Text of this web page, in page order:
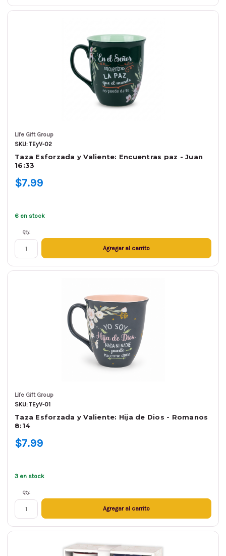
Life Gift Group
SKU: TEyV-02
Taza Esforzada y Valiente: Encuentras paz - Juan
16:33
$7.99
6 en stock
Qty.
Agregar al carrito
Life Gift Group
SKU: TEyV-01
Taza Esforzada y Valiente: Hija de Dios - Romanos
8:14
$7.99
3 en stock
Qty.
Agregar al carrito